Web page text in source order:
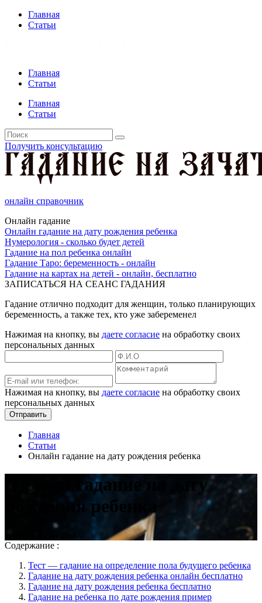
Главная
Статьи
Главная
Статьи
Главная
Статьи
Получить консультацию
онлайн справочник
Онлайн гадание
Онлайн гадание на дату рождения ребенка
Нумерология - сколько будет детей
Гадание на пол ребенка онлайн
Гадание Таро: беременность - онлайн
Гадание на картах на детей - онлайн, бесплатно
ЗАПИСАТЬСЯ НА СЕАНС ГАДАНИЯ
Гадание отлично подходит для женщин, только планирующих
беременность, а также тех, кто уже забеременел
Нажимая на кнопку, вы даете согласие на обработку своих
персональных данных
Нажимая на кнопку, вы даете согласие на обработку своих
персональных данных
Отправить
Главная
Статьи
Онлайн гадание на дату рождения ребенка
Онлайн гадание на дату
рождения ребенка
visibility
Содержание :
Тест — гадание на определение пола будущего ребенка
Гадание на дату рождения ребенка онлайн бесплатно
Гадание на дату рождения ребенка бесплатно
Гадание на ребенка по дате рождения пример